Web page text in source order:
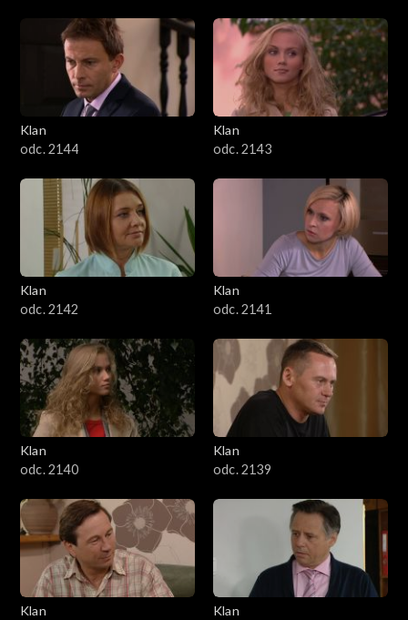
Klan
odc. 2144
Klan
odc. 2143
Klan
odc. 2142
Klan
odc. 2141
Klan
odc. 2140
Klan
odc. 2139
Klan
Klan